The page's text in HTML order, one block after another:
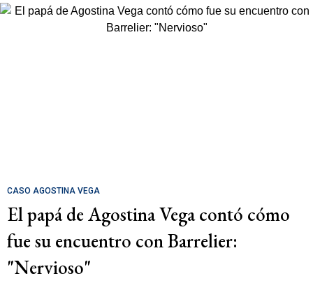
CASO AGOSTINA VEGA
El papá de Agostina Vega contó cómo
fue su encuentro con Barrelier:
"Nervioso"